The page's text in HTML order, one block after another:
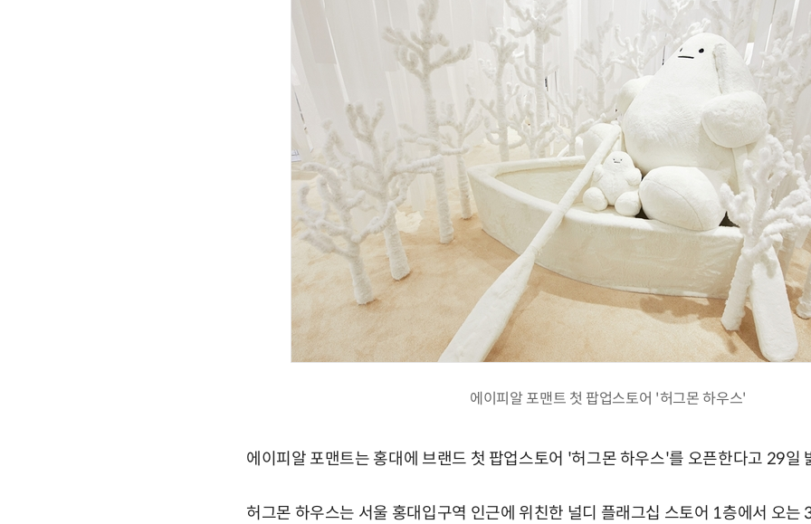
에이피알 포맨트 첫 팝업스토어 '허그몬 하우스'
에이피알 포맨트는 홍대에 브랜드 첫 팝업스토어 '허그몬 하우스'를 오픈한다고 29일
허그몬 하우스는 서울 홍대입구역 인근에 위친한 널디 플래그십 스토어 1층에서 오는